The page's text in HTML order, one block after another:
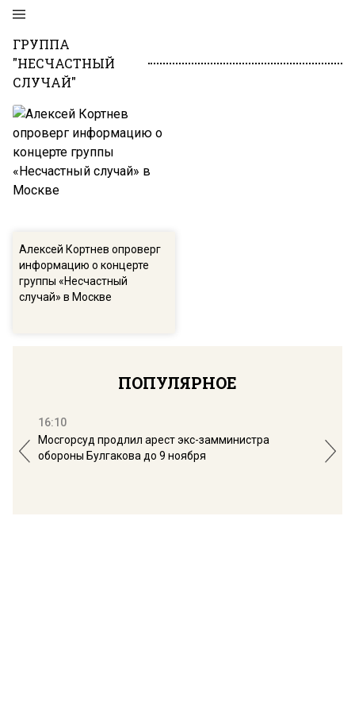
ГРУППА
"НЕСЧАСТНЫЙ
СЛУЧАЙ"
Алексей Кортнев опроверг
информацию о концерте
группы «Несчастный
случай» в Москве
ПОПУЛЯРНОЕ
16:10
Мосгорсуд продлил арест экс-замминистра
обороны Булгакова до 9 ноября